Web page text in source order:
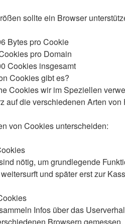
sollte ein Browser
Bytes pro Cookie
pro Domain
Cookies insgesamt
Cookies gibt es?
Cookies wir im Speziellen
auf die verschiedenen Arten
von Cookies unterscheiden:
nötig, um grundlegende
und später erst zur
Infos über das